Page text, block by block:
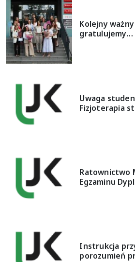
Kolejny
gratulujemy…
Uwaga
Fizjoterapia
Ratownictwo
Egzaminu
Instrukcja
porozumień